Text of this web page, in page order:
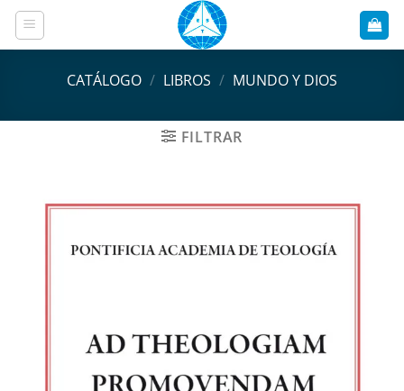
Saltar
contenido
CATÁLOGO / LIBROS / MUNDO Y DIOS
FILTRAR